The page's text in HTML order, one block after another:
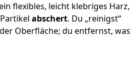
flexibles, leicht klebriges Harz,
abschert. Du „reinigst“
Oberfläche; du entfernst, was